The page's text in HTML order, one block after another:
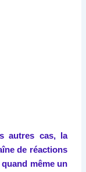
autres cas, la
de réactions
même un